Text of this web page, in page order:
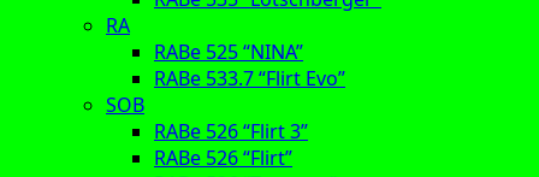
RA
RABe 525 “NINA”
RABe 533.7 “Flirt Evo”
SOB
RABe 526 “Flirt 3”
RABe 526 “Flirt”